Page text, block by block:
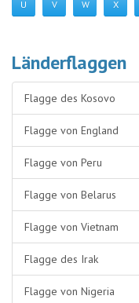
U V W X
Länderflaggen
Flagge des Kosovo
Flagge von England
Flagge von Peru
Flagge von Belarus
Flagge von Vietnam
Flagge des Irak
Flagge von Nigeria